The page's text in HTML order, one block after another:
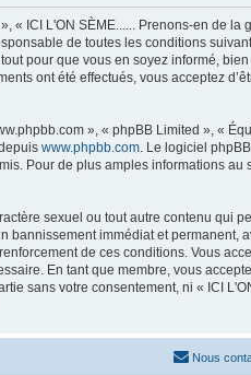
ICI L'ON SÈME...... Prenons-en de
de toutes les conditions
pour que vous en soyez informé,
ont été effectués, vous acceptez
», « phpBB Limited », «
www.phpbb.com. Le logiciel
Pour de plus amples informations
sexuel ou tout autre contenu qui
immédiat et permanent,
de ces conditions. Vous
En tant que membre, vous
sans votre consentement, ni « ICI
Nous